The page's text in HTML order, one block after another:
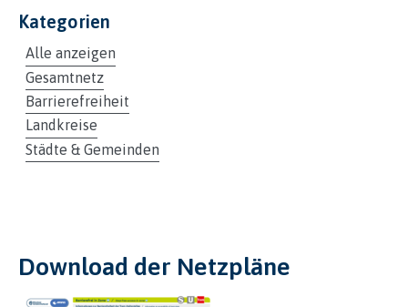
Download der Netzpläne
Kategorien
Alle anzeigen
Gesamtnetz
Barrierefreiheit
Landkreise
Städte & Gemeinden